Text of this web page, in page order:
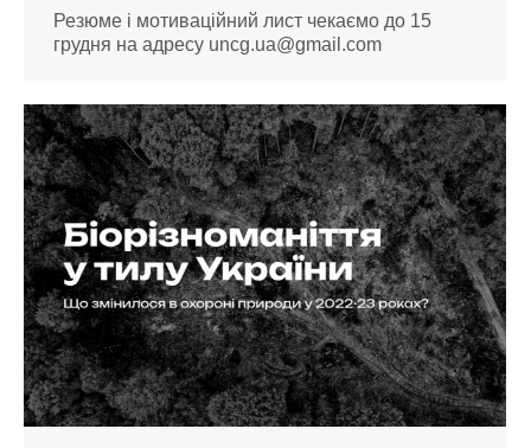
Резюме і мотиваційний лист чекаємо до 15
грудня на адресу uncg.ua@gmail.com